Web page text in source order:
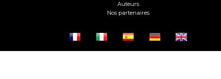
Auteurs
Nos partenaires